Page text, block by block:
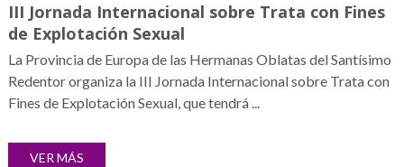
III Jornada Internacional sobre Trata con Fines
de Explotación Sexual
La Provincia de Europa de las Hermanas Oblatas del Santísimo
Redentor organiza la III Jornada Internacional sobre Trata con
Fines de Explotación Sexual, que tendrá ...
VER MÁS